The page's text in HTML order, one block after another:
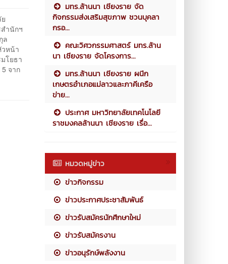
ำนักฯ
ล
หน้า
โยธา
จาก
มทร.ล้านนา เชียงราย จัด
กิจกรรมส่งเสริมสุขภาพ ชวนบุคลา
กรอ...
คณะวิศวกรรมศาสตร์ มทร.ล้าน
นา เชียงราย จัดโครงการ...
มทร.ล้านนา เชียงราย ผนึก
เกษตรอำเภอแม่ลาวและภาคีเครือ
ข่าย...
ประกาศ มหาวิทยาลัยเทคโนโลยี
ราชมงคลล้านนา เชียงราย เรื่อ...
หมวดหมู่ข่าว
ข่าวกิจกรรม
ข่าวประกาศประชาสัมพันธ์
ข่าวรับสมัครนักศึกษาใหม่
ข่าวรับสมัครงาน
ข่าวอนุรักษ์พลังงาน